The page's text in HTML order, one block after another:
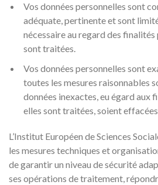
Vos données personnelles sont
adéquate, pertinente et sont
nécessaire au regard des finalités
sont traitées.
Vos données personnelles sont
toutes les mesures raisonnables
données inexactes, eu égard aux
elles sont traitées, soient
L’Institut Européen de Sciences
les mesures techniques et
de garantir un niveau de sécurité
ses opérations de traitement,